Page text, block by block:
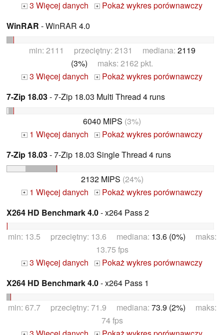
+ 3 Więcej danych +
Pokaż wykres porównawczy
WinRAR - WinRAR 4.0
min: 2111 przeciętny: 2131 mediana: 2119
(3%) maks: 2162 pkt.
+ 3 Więcej danych +
Pokaż wykres porównawczy
7-Zip 18.03- 7-Zip 18.03 Multi Thread 4 runs
6040 MIPS (3%)
+ 1 Więcej danych +
Pokaż wykres porównawczy
7-Zip 18.03- 7-Zip 18.03 Single Thread 4 runs
2132 MIPS (24%)
+ 1 Więcej danych +
Pokaż wykres porównawczy
X264 HD Benchmark 4.0- x264 Pass 2
min: 13.5 przeciętny: 13.6 mediana: 13.6 (0%) maks:
13.75 fps
+ 3 Więcej danych +
Pokaż wykres porównawczy
X264 HD Benchmark 4.0- x264 Pass 1
min: 67.7 przeciętny: 71.9 mediana: 73.9 (2%) maks:
74 fps